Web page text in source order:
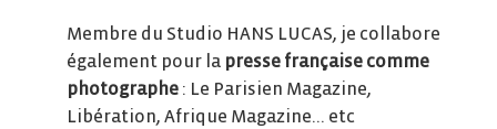
Membre du Studio HANS LUCAS, je collabore
également pour la presse française comme
photographe: Le Parisien Magazine,
Libération, Afrique Magazine… etc